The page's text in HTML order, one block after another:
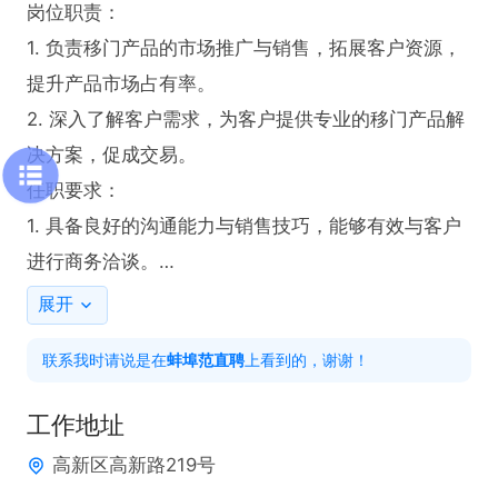
岗位职责：
1. 负责移门产品的市场推广与销售，拓展客户资源，
提升产品市场占有率。
2. 深入了解客户需求，为客户提供专业的移门产品解
决方案，促成交易。
任职要求：
1. 具备良好的沟通能力与销售技巧，能够有效与客户
进行商务洽谈。
2. 熟悉移门行业市场，对产品有一定了解。
感兴趣的直接电话联系，请说蚌埠范直聘上看到的，
展开
联系我时请说是在蚌埠范直聘 上看到的，谢谢！
工作地址
高新区高新路219号